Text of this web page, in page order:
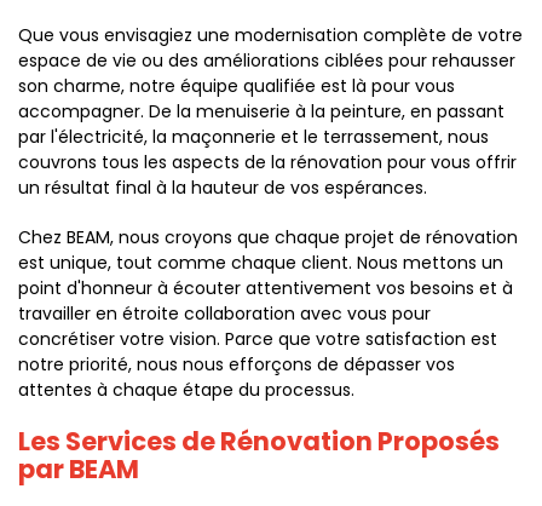
Que vous envisagiez une modernisation complète de votre
espace de vie ou des améliorations ciblées pour rehausser
son charme, notre équipe qualifiée est là pour vous
accompagner. De la menuiserie à la peinture, en passant
par l'électricité, la maçonnerie et le terrassement, nous
couvrons tous les aspects de la rénovation pour vous offrir
un résultat final à la hauteur de vos espérances.
Chez BEAM, nous croyons que chaque projet de rénovation
est unique, tout comme chaque client. Nous mettons un
point d'honneur à écouter attentivement vos besoins et à
travailler en étroite collaboration avec vous pour
concrétiser votre vision. Parce que votre satisfaction est
notre priorité, nous nous efforçons de dépasser vos
attentes à chaque étape du processus.
Les Services de Rénovation Proposés
par BEAM